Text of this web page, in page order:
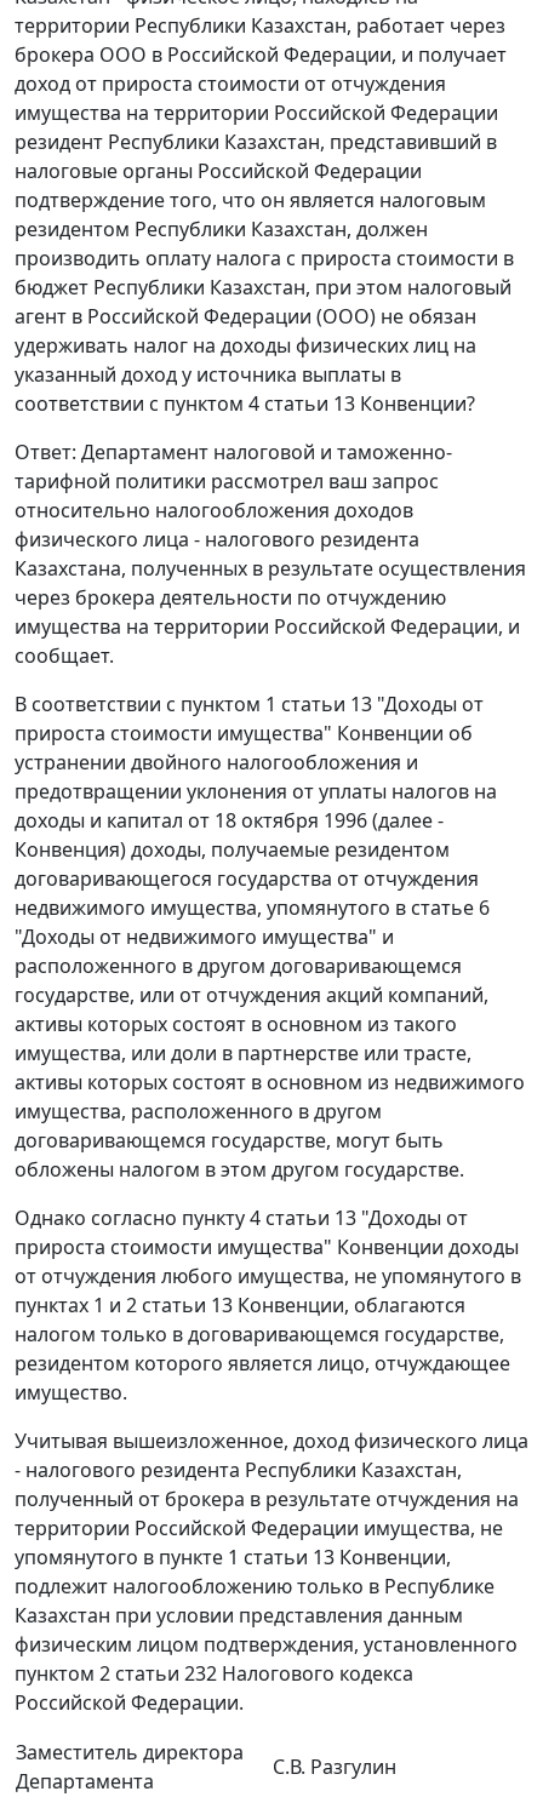
территории Республики Казахстан, работает через
брокера ООО в Российской Федерации, и получает
доход от прироста стоимости от отчуждения
имущества на территории Российской Федерации
резидент Республики Казахстан, представивший в
налоговые органы Российской Федерации
подтверждение того, что он является налоговым
резидентом Республики Казахстан, должен
производить оплату налога с прироста стоимости в
бюджет Республики Казахстан, при этом налоговый
агент в Российской Федерации (ООО) не обязан
удерживать налог на доходы физических лиц на
указанный доход у источника выплаты в
соответствии с пунктом 4 статьи 13 Конвенции?
Ответ: Департамент налоговой и таможенно-
тарифной политики рассмотрел ваш запрос
относительно налогообложения доходов
физического лица - налогового резидента
Казахстана, полученных в результате осуществления
через брокера деятельности по отчуждению
имущества на территории Российской Федерации, и
сообщает.
В соответствии с пунктом 1 статьи 13 "Доходы от
прироста стоимости имущества" Конвенции об
устранении двойного налогообложения и
предотвращении уклонения от уплаты налогов на
доходы и капитал от 18 октября 1996 (далее -
Конвенция) доходы, получаемые резидентом
договаривающегося государства от отчуждения
недвижимого имущества, упомянутого в статье 6
"Доходы от недвижимого имущества" и
расположенного в другом договаривающемся
государстве, или от отчуждения акций компаний,
активы которых состоят в основном из такого
имущества, или доли в партнерстве или трасте,
активы которых состоят в основном из недвижимого
имущества, расположенного в другом
договаривающемся государстве, могут быть
обложены налогом в этом другом государстве.
Однако согласно пункту 4 статьи 13 "Доходы от
прироста стоимости имущества" Конвенции доходы
от отчуждения любого имущества, не упомянутого в
пунктах 1 и 2 статьи 13 Конвенции, облагаются
налогом только в договаривающемся государстве,
резидентом которого является лицо, отчуждающее
имущество.
Учитывая вышеизложенное, доход физического лица
- налогового резидента Республики Казахстан,
полученный от брокера в результате отчуждения на
территории Российской Федерации имущества, не
упомянутого в пункте 1 статьи 13 Конвенции,
подлежит налогообложению только в Республике
Казахстан при условии представления данным
физическим лицом подтверждения, установленного
пунктом 2 статьи 232 Налогового кодекса
Российской Федерации.
Заместитель директора
Департамента
С.В. Разгулин